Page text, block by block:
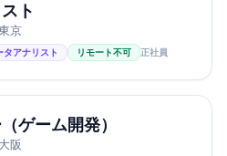
ト
京
タアナリスト リモート不可 正社員
ゲーム開発）
大阪